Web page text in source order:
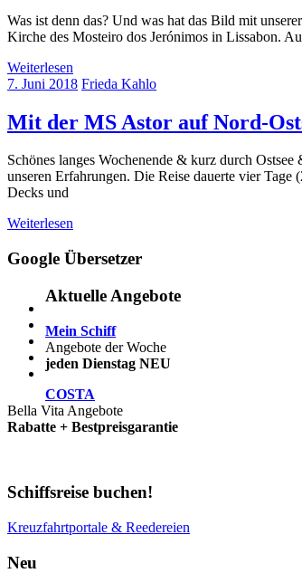
Was ist denn das? Und was hat das Bild mit
Kirche des Mosteiro dos Jerónimos in Lissabon.
Weiterlesen
7. Juni 2018 Frieda Kahlo
Mit der MS Astor auf Nord-
Schönes langes Wochenende & kurz durch
unseren Erfahrungen. Die Reise dauerte vier
Decks und
Weiterlesen
Google Übersetzer
Aktuelle Angebote
Mein Schiff
Angebote der Woche
jeden Dienstag NEU
COSTA
Bella Vita Angebote
Rabatte + Bestpreisgarantie
Schiffsreise buchen!
Kreuzfahrtportale & Reedereien
Neu